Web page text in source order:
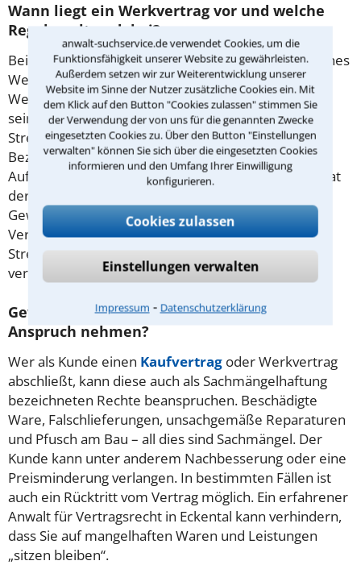
anwalt-suchservice.de verwendet Cookies, um die
Funktionsfähigkeit unserer Website zu gewährleisten.
Außerdem setzen wir zur Weiterentwicklung unserer
Website im Sinne der Nutzer zusätzliche Cookies ein. Mit
dem Klick auf den Button "Cookies zulassen" stimmen Sie
der Verwendung der von uns für die genannten Zwecke
eingesetzten Cookies zu. Über den Button "Einstellungen
verwalten" können Sie sich über die eingesetzten Cookies
informieren und den Umfang Ihrer Einwilligung
konfigurieren.
Cookies zulassen
Einstellungen verwalten
Impressum ⁃ Datenschutzerklärung
Wann liegt ein Werkvertrag vor und welche
Regeln gelten dabei?
Bei diesem Vertrag geht es um die Fertigstellung eines
Werkes wie etwa einer Handwerksleistung. Eine
Werkleistung kann zum Beispiel eine Autoreparatur
sein, das Verlegen eines Teppichbodens oder das
Streichen einer Fassade. Voraussetzung für die
Bezahlung ist die Abnahme des Werkes durch den
Auftraggeber. Ist das Werk mit Mängeln behaftet, hat
der Kunde nach dem Gesetz
Gewährleistungsansprüche. Ein Anwalt für
Vertragsrecht in Eckental kann den Beteiligten bei
Streitigkeiten um eine Werkleistung zu ihrem Recht
verhelfen.
Gewährleistung: Wann kann man sie in
Anspruch nehmen?
Wer als Kunde einen Kaufvertrag oder Werkvertrag
abschließt, kann diese auch als Sachmängelhaftung
bezeichneten Rechte beanspruchen. Beschädigte
Ware, Falschlieferungen, unsachgemäße Reparaturen
und Pfusch am Bau – all dies sind Sachmängel. Der
Kunde kann unter anderem Nachbesserung oder eine
Preisminderung verlangen. In bestimmten Fällen ist
auch ein Rücktritt vom Vertrag möglich. Ein erfahrener
Anwalt für Vertragsrecht in Eckental kann verhindern,
dass Sie auf mangelhaften Waren und Leistungen
„sitzen bleiben“.